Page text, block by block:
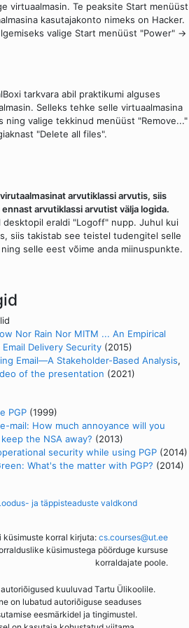
virtuaalmasin. Te peaksite Start menüüst
kasutajakonto nimeks on Hacker.
valige Start menüüst "Power" ->
tarkvara abil praktikumi alguses
Selleks tehke selle virtuaalmasina
ning valige tekkinud menüüst "Remove..."
"Delete all files".
arvutiklassi arvutis, siis
arvutiklassi arvutist välja logida.
desktopil eraldi "Logoff" nupp. Juhul kui
siis takistab see teistel tudengitel selle
selle eest võime anda miinuspunkte.
Nor Rain Nor MITM ... An Empirical
Delivery Security (2015)
Email—A Stakeholder-Based Analysis,
of the presentation (2021)
PGP (1999)
mail: How much annoyance will you
the NSA away? (2013)
security while using PGP (2014)
What's the matter with PGP? (2014)
ja täppisteaduste valdkond
küsimuste korral kirjuta: cs.courses@ut.ee
küsimustega pöörduge kursuse
korraldajate poole.
kuuluvad Tartu Ülikoolile.
on lubatud autoriõiguse seaduses
eesmärkidel ja tingimustel.